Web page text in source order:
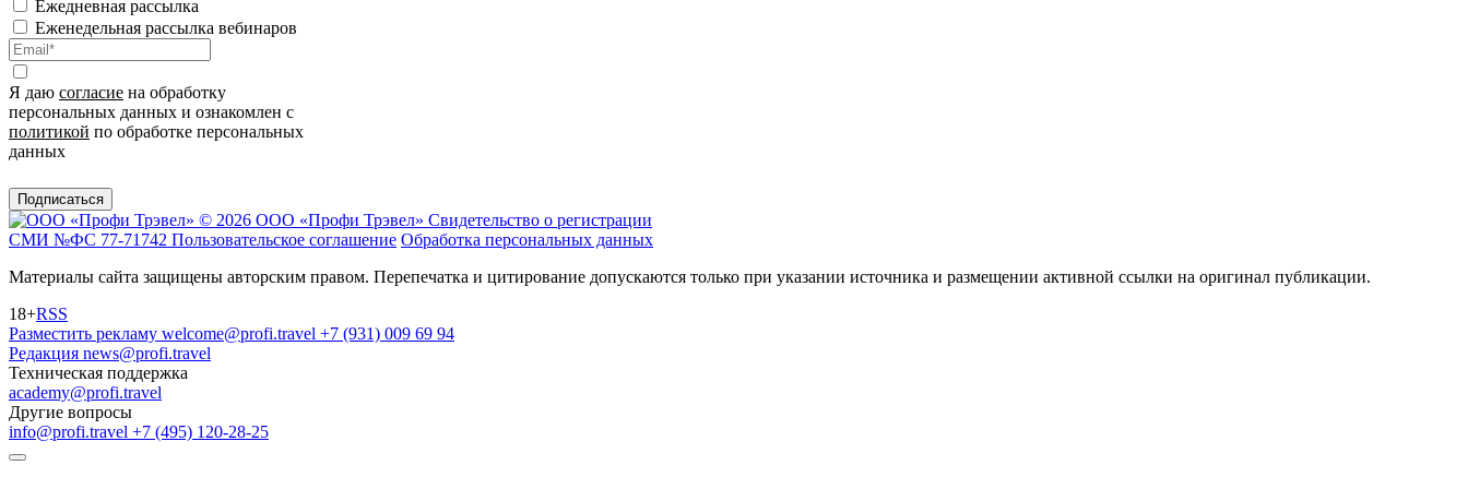
Ежедневная рассылка
Еженедельная рассылка вебинаров
Я даю согласие на обработку
персональных данных и ознакомлен с
политикой по обработке персональных
данных
Подписаться
© 2026 ООО «Профи Трэвeл» Свидетельство о регистрации
СМИ №ФС 77-71742 Пользовательское соглашение Обработка персональных данных
Материалы сайта защищены авторским правом. Перепечатка и цитирование допускаются только при указании источника и размещении активной ссылки на оригинал публикации.
18+RSS
Разместить рекламу welcome@profi.travel +7 (931) 009 69 94
Редакция news@profi.travel
Техническая поддержка
academy@profi.travel
Другие вопросы
info@profi.travel +7 (495) 120-28-25